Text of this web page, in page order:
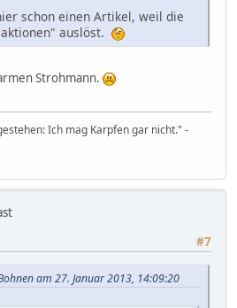
schon einen Artikel, weil die
auslöst.
Strohmann.
Ich mag Karpfen gar nicht." -
#7
am 27. Januar 2013, 14:09:20